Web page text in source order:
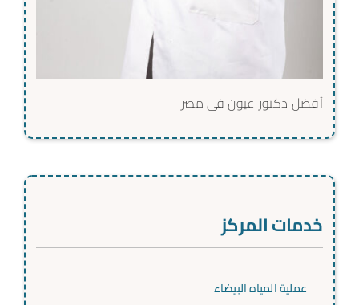
أفضل دكتور عيون فى مصر
خدمات المركز
عملية المياه البيضاء